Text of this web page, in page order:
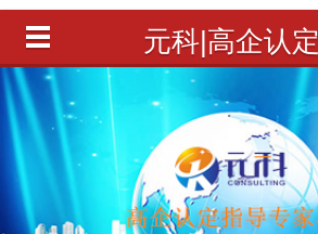
元科|高企认定